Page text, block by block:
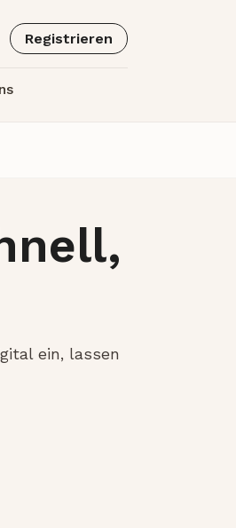
Registrieren
ein, lassen